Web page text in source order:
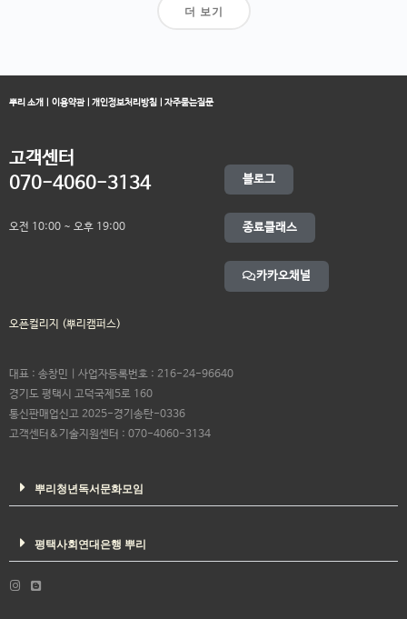
더 보기
뿌리 소개 이용약관 개인정보처리방침 자주묻는질문
고객센터
070-4060-3134
오전 10:00 ~ 오후 19:00
블로그
종료클래스
카카오채널
오픈컬리지 (뿌리캠퍼스)
대표 : 송창민 | 사업자등록번호 : 216-24-96640
경기도 평택시 고덕국제5로 160
통신판매업신고 2025-경기송탄-0336
고객센터&기술지원센터 : 070-4060-3134
뿌리청년독서문화모임
평택사회연대은행 뿌리